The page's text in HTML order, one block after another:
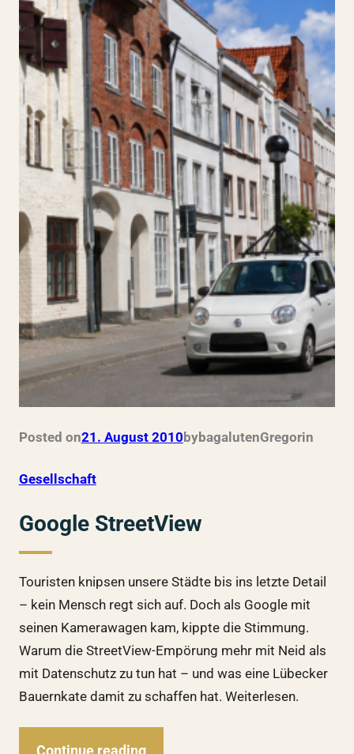
Posted on21. August 2010 bybagalutenGregorin
Gesellschaft
Google StreetView
Touristen knipsen unsere Städte bis ins letzte Detail
– kein Mensch regt sich auf. Doch als Google mit
seinen Kamerawagen kam, kippte die Stimmung.
Warum die StreetView-Empörung mehr mit Neid als
mit Datenschutz zu tun hat – und was eine Lübecker
Bauernkate damit zu schaffen hat. Weiterlesen.